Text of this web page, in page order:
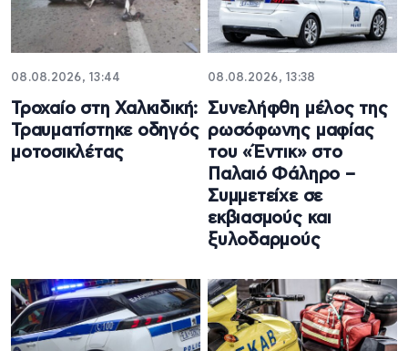
08.08.2026, 13:44
Τροχαίο στη Χαλκιδική:
Τραυματίστηκε οδηγός
μοτοσικλέτας
08.08.2026, 13:38
Συνελήφθη μέλος της
ρωσόφωνης μαφίας
του «Έντικ» στο
Παλαιό Φάληρο –
Συμμετείχε σε
εκβιασμούς και
ξυλοδαρμούς